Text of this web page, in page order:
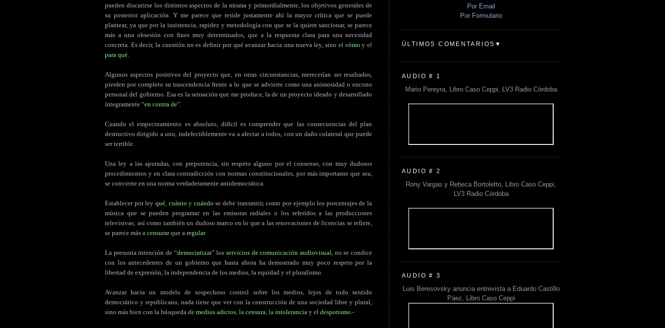
pueden discutirse los distintos aspectos de la misma y primordialmente, los objetivos generales de
su posterior aplicación. Y me parece que reside justamente ahí la mayor crítica que se puede
plantear, ya que por la insistencia, rapidez y metodología con que se la quiere sancionar, se parece
más a una obsesión con fines muy determinados, que a la respuesta clara para una necesidad
concreta. Es decir, la cuestión no es definir por qué avanzar hacia una nueva ley, sino el cómo y el
para qué.
Algunos aspectos positivos del proyecto que, en otras circunstancias, merecerían ser resaltados,
pierden por completo su trascendencia frente a lo que se advierte como una animosidad o encono
personal del gobierno. Esa es la sensación que me produce, la de un proyecto ideado y desarrollado
íntegramente “en contra de”.
Cuando el empecinamiento es absoluto, difícil es comprender que las consecuencias del plan
destructivo dirigido a uno, indefectiblemente va a afectar a todos, con un daño colateral que puede
ser terrible.
Una ley a las apuradas, con prepotencia, sin respeto alguno por el consenso, con muy dudosos
procedimientos y en clara contradicción con normas constitucionales, por más importante que sea,
se convierte en una norma verdaderamente antidemocrática.
Establecer por ley qué, cuánto y cuándo se debe transmitir, como por ejemplo los porcentajes de la
música que se pueden programar en las emisoras radiales o los referidos a las producciones
televisivas; así como también un dudoso marco en lo que a las renovaciones de licencias se refiere,
se parece más a censurarque a regular.
La presunta intención de “democratizar” losservicios de comunicación audiovisual, no se condice
con los antecedentes de un gobierno que hasta ahora ha demostrado muy poco respeto por la
libertad de expresión, la independencia de los medios, la equidad y el pluralismo.
Avanzar hacia un modelo de sospechoso control sobre los medios, lejos de todo sentido
democrático y republicano, nada tiene que ver con la construcción de una sociedad libre y plural,
sino más bien con la búsqueda de medios adictos, la censura, la intolerancia y el despotismo.-
Por Email
Por Formulario
ÚLTIMOS COMENTARIOS▼
AUDIO # 1
Mario Pereyra, Libro Caso Ceppi, LV3 Radio Córdoba
AUDIO # 2
Rony Vargas y Rebeca Bortoletto, Libro Caso Ceppi,
LV3 Radio Córdoba
AUDIO # 3
Luis Beresovsky anuncia entrevista a Eduardo Castillo
Páez, Libro Caso Ceppi